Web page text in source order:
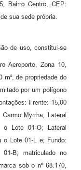
Bairro Centro, CEP:
sua sede própria.
de uso, constitui-se
Aeroporto, Zona 10,
m², de propriedade do
por um polígono
Frente: 15,00
Myrrha; Lateral
o Lote 01-O; Lateral
o Lote 01-L e; Fundo:
B; matriculado no
sob o nº 68.170,